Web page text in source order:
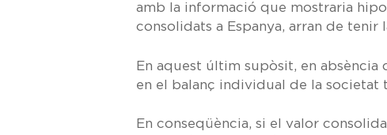
amb la informació que mostraria
consolidats a Espanya, arran de
En aquest últim supòsit, en
en el balanç individual de la societat
En conseqüència, si el valor